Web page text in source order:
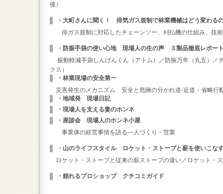
後）
・大町さんに聞く！ 排気ガス規制で林業機械はどう変わる
排ガス規制に対応したチェーンソー、刈払機の仕組み、技
・防振手袋の使い心地 現場人の生の声 ３製品徹底レポー
振動軽減手袋しんげんくん（アトム）／防振万年（丸五）／
クス）
・林業現場の安全第一
災害発生のメカニズム 安全と危険の分かれ道‐近道・省略行
・地域発 現場日記
・現場人を支える妻のホンネ
・座談会 現場人のホンネ小屋
事業体の経営事情を語る―人づくり・営業
・山のライフスタイル ロケット・ストーブと薪を使いこな
ロケット・ストーブと従来の薪ストーブの違い／ロケット・
・頼れるプロショップ クチコミガイド